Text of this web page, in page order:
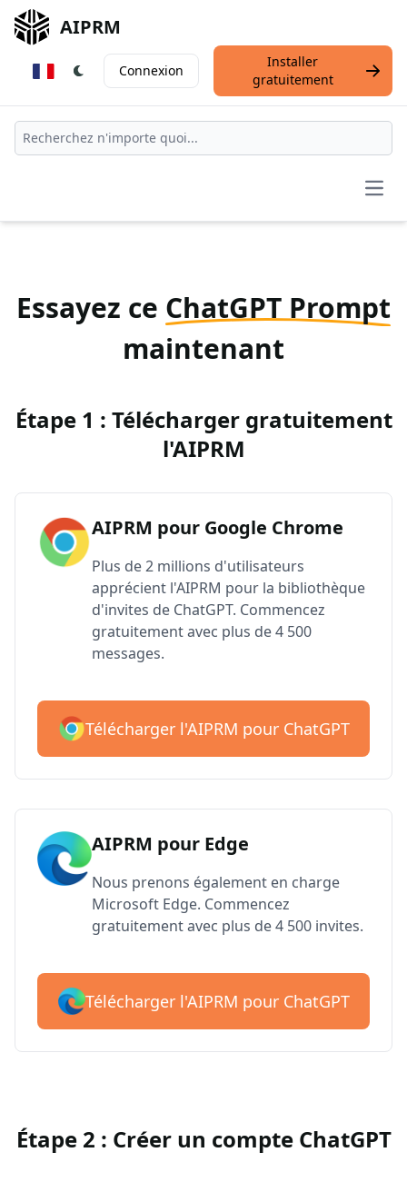
AIPRM
Connexion
Installer
gratuitement
Essayez ce ChatGPT Prompt
maintenant
Étape 1 : Télécharger gratuitement
l'AIPRM
AIPRM pour Google Chrome
Plus de 2 millions d'utilisateurs
apprécient l'AIPRM pour la bibliothèque
d'invites de ChatGPT. Commencez
gratuitement avec plus de 4 500
messages.
Télécharger l'AIPRM pour ChatGPT
AIPRM pour Edge
Nous prenons également en charge
Microsoft Edge. Commencez
gratuitement avec plus de 4 500 invites.
Télécharger l'AIPRM pour ChatGPT
Étape 2 : Créer un compte ChatGPT